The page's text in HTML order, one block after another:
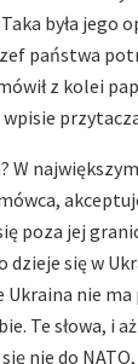
była jego
państwa
z kolei
W
poza jej
dzieje się w
nie ma
Te słowa, i
nie do